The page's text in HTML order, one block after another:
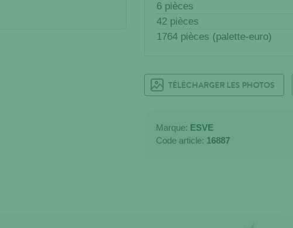
6 pièces
42 pièces
1764 pièces (palette-euro)
TÉLÉCHARGER LES PHOTOS
Marque: ESVE
Code article: 16887